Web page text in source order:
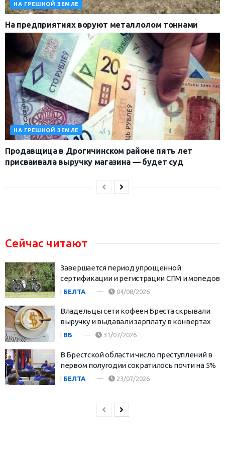
НА ГРЕШНОЙ ЗЕМЛЕ
На предприятиях воруют металлолом тоннами
НА ГРЕШНОЙ ЗЕМЛЕ
Продавщица в Дрогичинском районе пять лет
присваивала выручку магазина — будет суд
Сейчас читают
Завершается период упрощенной
сертификации и регистрации СПМ и мопедов
| БЕЛТА 04/08/2026
Владельцы сети кофеен Бреста скрывали
выручку и выдавали зарплату в конвертах
ВБ 31/07/2026
В Брестской области число преступлений в
первом полугодии сократилось почти на 5%
| БЕЛТА 23/07/2026